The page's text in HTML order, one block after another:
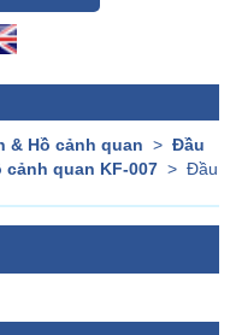
& Hồ cảnh quan > Đầu
quan KF-007> Đầu